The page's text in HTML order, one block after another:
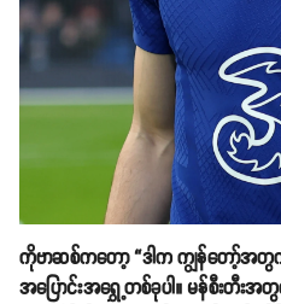
ကိုဗာဆစ်ကတော့ “ဒါက ကျွန်တော့်အတွ
အပြောင်းအရွှေ့တစ်ခုပါ။ မန်စီးတီးအတွ